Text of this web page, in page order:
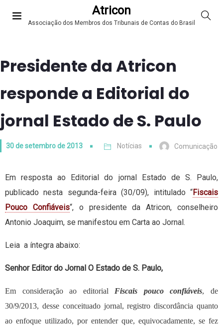
Atricon
Associação dos Membros dos Tribunais de Contas do Brasil
Presidente da Atricon
responde a Editorial do
jornal Estado de S. Paulo
30 de setembro de 2013 Notícias Comunicação
Em resposta ao Editorial do jornal Estado de S. Paulo,
publicado nesta segunda-feira (30/09), intitulado “Fiscais
Pouco Confiáveis“, o presidente da Atricon, conselheiro
Antonio Joaquim, se manifestou em Carta ao Jornal.
Leia a íntegra abaixo:
Senhor Editor do Jornal O Estado de S. Paulo,
Em consideração ao editorial Fiscais pouco confiáveis, de
30/9/2013, desse conceituado jornal, registro discordância quanto
ao enfoque utilizado, por entender que, equivocadamente, se fez